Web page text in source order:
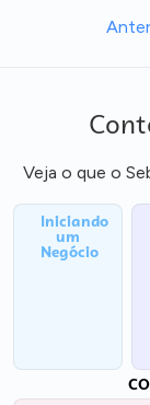
Veja o que o
Iniciando
um
Negócio